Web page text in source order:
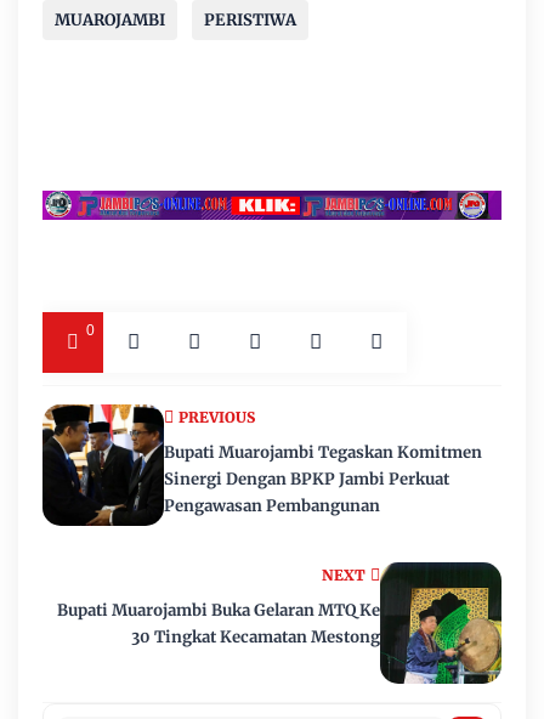
MUAROJAMBI PERISTIWA
0
NEXT
Bupati Muarojambi Buka Gelaran MTQ Ke
30 Tingkat Kecamatan Mestong
PREVIOUS
Bupati Muarojambi Tegaskan Komitmen
Sinergi Dengan BPKP Jambi Perkuat
Pengawasan Pembangunan